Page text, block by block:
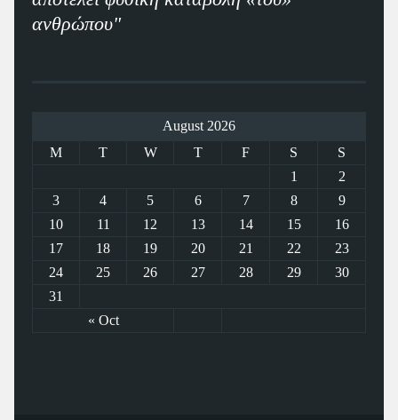
ανθρώπου"
August 2026
M
T W T F S S
« Oct
1
2
3
4 5 6 7 8
9
10
11 12 13 14 15
16
17
18 19 20 21 22
23
24
25 26 27 28 29
30
31